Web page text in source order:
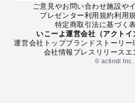
小金井・小平・西東京・東村山・東
府中・調布・狛江のプールお出かけ
青梅・奥多摩のプールお出かけ
蒲田・大森・羽田周辺のプールお出
葛西・新木場・亀戸・亀有・柴又の
北千住・日暮里・荒川のプールお出か
ご意見やお問い合わせ施設や
プレゼンター利用規約利用
特定商取引法に基づく
いこーよ運営会社（アクトイ
運営会社トップブランドストーリー
会社情報プレスリリース エ
© actindi Inc.